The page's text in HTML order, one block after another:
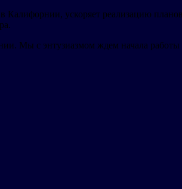
Калифорнии, ускоряет реализацию
Мы с энтузиазмом ждем начала